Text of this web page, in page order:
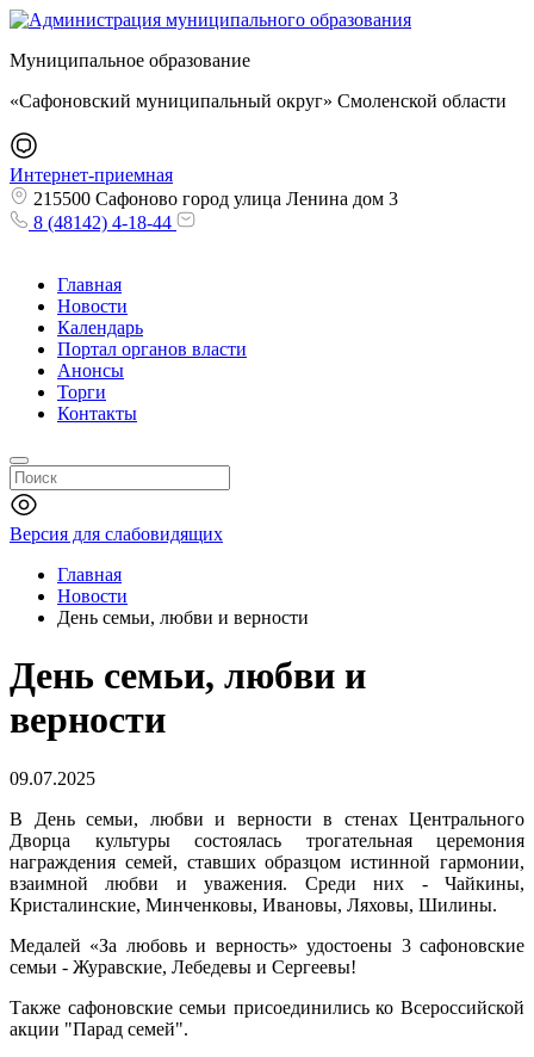
Муниципальное образование
«Сафоновский муниципальный округ» Смоленской области
Интернет-приемная
215500 Сафоново город улица Ленина дом 3
8 (48142) 4-18-44
Главная
Новости
Календарь
Портал органов власти
Анонсы
Торги
Контакты
Версия для слабовидящих
Главная
Новости
День семьи, любви и верности
День семьи, любви и
верности
09.07.2025
В День семьи, любви и верности в стенах Центрального
Дворца культуры состоялась трогательная церемония
награждения семей, ставших образцом истинной гармонии,
взаимной любви и уважения. Среди них - Чайкины,
Кристалинские, Минченковы, Ивановы, Ляховы, Шилины.
Медалей «За любовь и верность» удостоены 3 сафоновские
семьи - Журавские, Лебедевы и Сергеевы!
Также сафоновские семьи присоединились ко Всероссийской
акции "Парад семей".